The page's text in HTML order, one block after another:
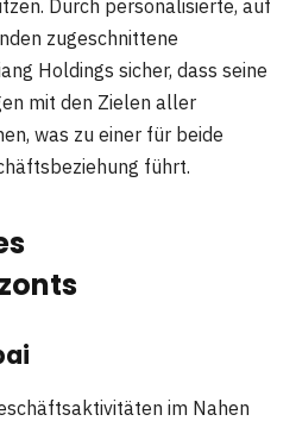
Durch personalisierte, auf
zugeschnittene
Holdings sicher, dass seine
mit den Zielen aller
was zu einer für beide
führt.
im Nahen